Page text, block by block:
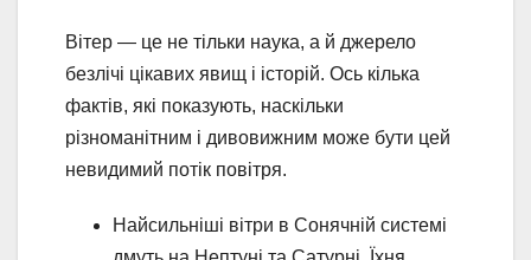
Вітер — це не тільки наука, а й джерело
безлічі цікавих явищ і історій. Ось кілька
фактів, які показують, наскільки
різноманітним і дивовижним може бути цей
невидимий потік повітря.
Найсильніші вітри в Сонячній системі